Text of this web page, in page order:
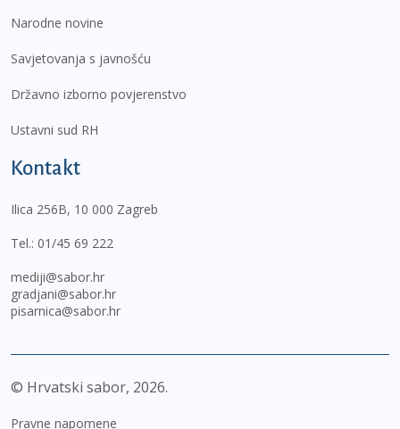
Narodne novine
Savjetovanja s javnošću
Državno izborno povjerenstvo
Ustavni sud RH
Kontakt
Ilica 256B, 10 000 Zagreb
Tel.: 01/45 69 222
mediji@sabor.hr
gradjani@sabor.hr
pisarnica@sabor.hr
© Hrvatski sabor, 2026
Pravne napomene